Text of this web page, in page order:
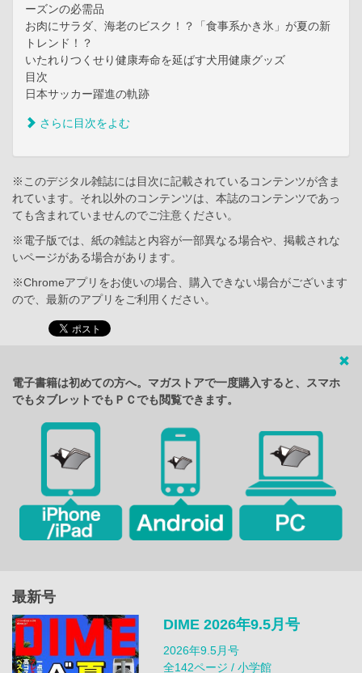
ーズンの必需品
お肉にサラダ、海老のビスク！？「食事系かき氷」が夏の新
トレンド！？
いたれりつくせり健康寿命を延ばす犬用健康グッズ
目次
日本サッカー躍進の軌跡
さらに目次をよむ
※このデジタル雑誌には目次に記載されているコンテンツが含ま
れています。それ以外のコンテンツは、本誌のコンテンツであっ
ても含まれていませんのでご注意ください。
※電子版では、紙の雑誌と内容が一部異なる場合や、掲載されな
いページがある場合があります。
※Chromeアプリをお使いの場合、購入できない場合がございます
ので、最新のアプリをご利用ください。
電子書籍は初めての方へ。マガストアで一度購入すると、スマホ
でもタブレットでもＰＣでも閲覧できます。
最新号
DIME 2026年9.5月号
2026年9.5月号
全142ページ / 小学館